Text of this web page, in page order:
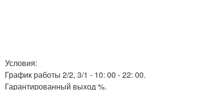
Условия:
График работы 2/2, 3/1 - 10: 00 - 22: 00.
Гарантированный выход %.